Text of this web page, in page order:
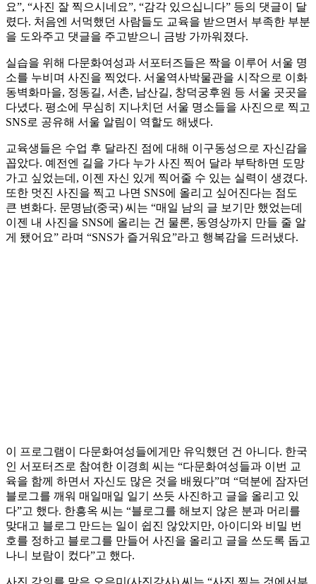
요”, “사진 잘 찍으시네요”, “감각 있으십니다” 등의 댓글이 달
렸다. 처음엔 서먹했던 사람들도 교육을 받으면서 부족한 부분
을 도와주고 댓글을 주고받으니 금방 가까워졌다.
실습을 위해 다문화여성과 서포터즈들은 짝을 이루어 서울 명
소를 누비며 사진을 찍었다. 서울역사박물관을 시작으로 이화
동벽화마을, 정동길, 서촌, 남산길, 창덕궁후원 등 서울 곳곳을
다녔다. 평소에 무심히 지나치던 서울 명소들을 사진으로 찍고
SNS로 공유해 서울 알림이 역할도 해냈다.
교육생들은 수업 후 달라진 점에 대해 이구동성으로 자신감을
꼽았다. 예전엔 길을 가다 누가 사진 찍어 달라 부탁하면 도망
가고 싶었는데, 이젠 자신 있게 찍어줄 수 있는 실력이 생겼다.
또한 멋진 사진을 찍고 나면 SNS에 올리고 싶어진다는 점도
큰 변화다. 문명남(중국) 씨는 “매일 남의 글 보기만 했었는데
이젠 내 사진을 SNS에 올리는 건 물론, 동영상까지 만들 줄 알
게 됐어요” 라며 “SNS가 즐거워요”라고 행복감을 드러냈다.
이 프로그램이 다문화여성들에게만 유익했던 건 아니다. 한국
인 서포터즈로 참여한 이경희 씨는 “다문화여성들과 이번 교
육을 함께 하면서 자신도 많은 것을 배웠다”며 “덕분에 잠자던
블로그를 깨워 매일매일 일기 쓰듯 사진하고 글을 올리고 있
다”고 했다. 한흥옥 씨는 “블로그를 해보지 않은 분과 머리를
맞대고 블로그 만드는 일이 쉽진 않았지만, 아이디와 비밀 번
호를 정하고 블로그를 만들어 사진을 올리고 글을 쓰도록 돕고
나니 보람이 컸다”고 했다.